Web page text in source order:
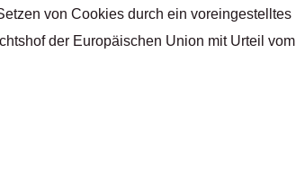
von Cookies durch ein voreingestelltes
der Europäischen Union mit Urteil vom